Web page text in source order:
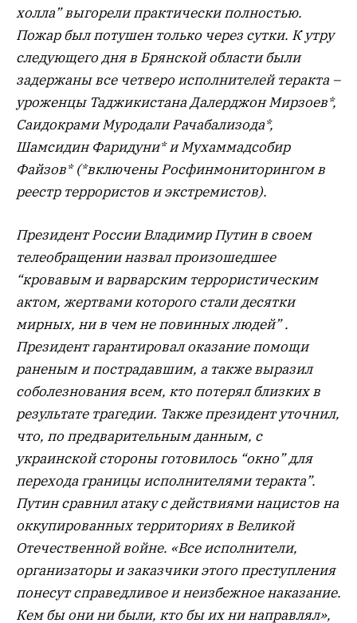
холла” выгорели практически полностью.
Пожар был потушен только через сутки. К утру
следующего дня в Брянской области были
задержаны все четверо исполнителей теракта –
уроженцы Таджикистана Далерджон Мирзоев*,
Саидокрами Муродали Рачабализода*,
Шамсидин Фаридуни* и Мухаммадсобир
Файзов* (*включены Росфинмониторингом в
реестр террористов и экстремистов).
Президент России Владимир Путин в своем
телеобращении назвал произошедшее
“кровавым и варварским террористическим
актом, жертвами которого стали десятки
мирных, ни в чем не повинных людей” .
Президент гарантировал оказание помощи
раненым и пострадавшим, а также выразил
соболезнования всем, кто потерял близких в
результате трагедии. Также президент уточнил,
что, по предварительным данным, с
украинской стороны готовилось “окно” для
перехода границы исполнителями теракта”.
Путин сравнил атаку с действиями нацистов на
оккупированных территориях в Великой
Отечественной войне. «Все исполнители,
организаторы и заказчики этого преступления
понесут справедливое и неизбежное наказание.
Кем бы они ни были, кто бы их ни направлял»,